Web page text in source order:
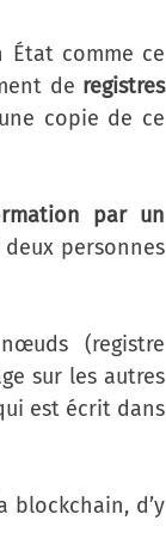
comme ce
de registres
copie de ce
par un
personnes
(registre
sur les autres
est écrit dans
blockchain, d’y